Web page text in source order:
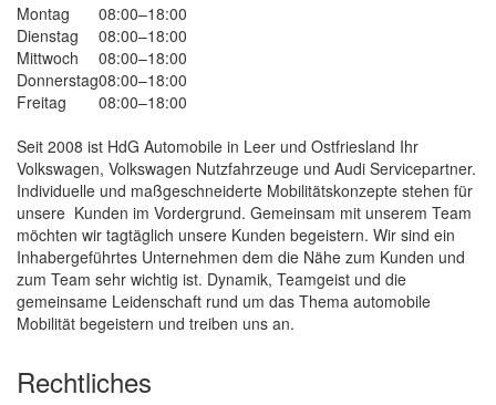
Montag
08:00–18:00
Dienstag
08:00–18:00
Mittwoch
08:00–18:00
Donnerstag08:00–18:00
Freitag
08:00–18:00
Seit 2008 ist HdG Automobile in Leer und Ostfriesland Ihr
Volkswagen, Volkswagen Nutzfahrzeuge und Audi Servicepartner.
Individuelle und maßgeschneiderte Mobilitätskonzepte stehen für
unsere Kunden im Vordergrund. Gemeinsam mit unserem Team
möchten wir tagtäglich unsere Kunden begeistern. Wir sind ein
Inhabergeführtes Unternehmen dem die Nähe zum Kunden und
zum Team sehr wichtig ist. Dynamik, Teamgeist und die
gemeinsame Leidenschaft rund um das Thema automobile
Mobilität begeistern und treiben uns an.
Rechtliches